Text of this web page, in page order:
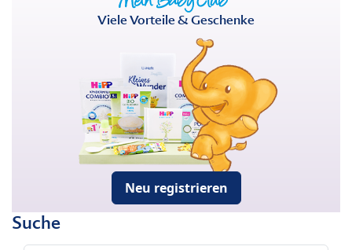
Viele Vorteile & Geschenke
Neu registrieren
Suche